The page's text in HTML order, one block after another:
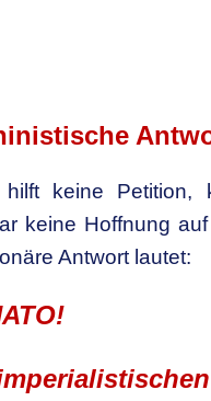
keine Petition,
keine Hoffnung
Antwort lautet: